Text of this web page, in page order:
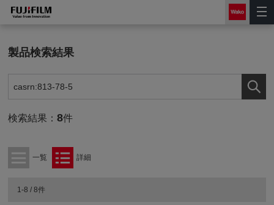
製品検索結果
検索結果：8件
一覧 詳細
1-8 / 8件